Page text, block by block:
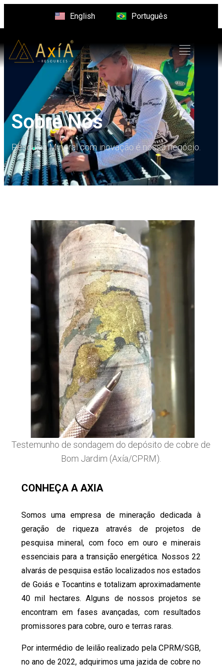
English Português
Sobre Nós
Pesquisa Mineral com inovação é nosso negócio.
Testemunho de sondagem do depósito de cobre de
Bom Jardim (Axía/CPRM).
CONHEÇA A AXIA
Somos uma empresa de mineração dedicada à
geração de riqueza através de projetos de
pesquisa mineral, com foco em ouro e minerais
essenciais para a transição energética. Nossos 22
alvarás de pesquisa estão localizados nos estados
de Goiás e Tocantins e totalizam aproximadamente
40 mil hectares. Alguns de nossos projetos se
encontram em fases avançadas, com resultados
promissores para cobre, ouro e terras raras.
Por intermédio de leilão realizado pela CPRM/SGB,
no ano de 2022, adquirimos uma jazida de cobre no